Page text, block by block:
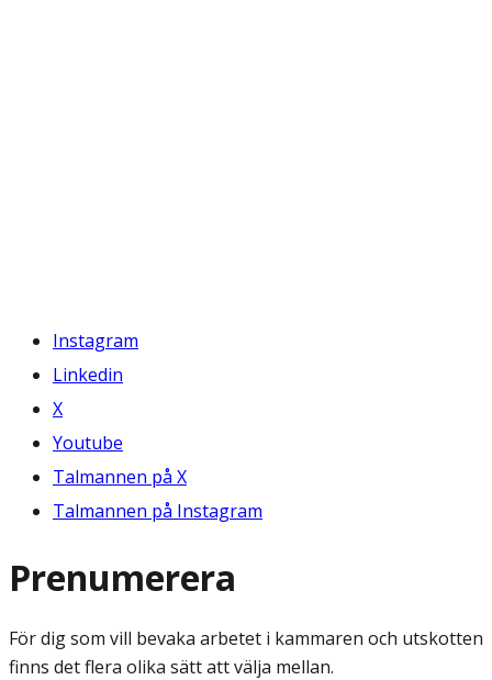
Instagram
Linkedin
X
Youtube
Talmannen på X
Talmannen på Instagram
Prenumerera
För dig som vill bevaka arbetet i kammaren och utskotten
finns det flera olika sätt att välja mellan.